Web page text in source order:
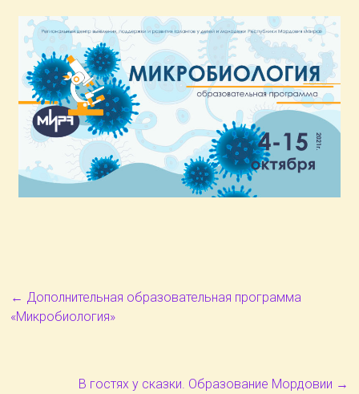
← Дополнительная образовательная программа
«Микробиология»
В гостях у сказки. Образование Мордовии →